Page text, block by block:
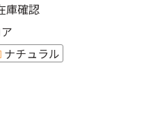
庫確認
ナチュラル